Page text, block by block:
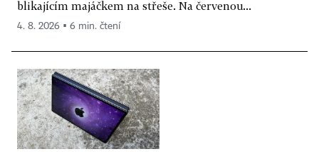
blikajícím majáčkem na střeše. Na červenou...
4. 8. 2026 ▪ 6 min. čtení